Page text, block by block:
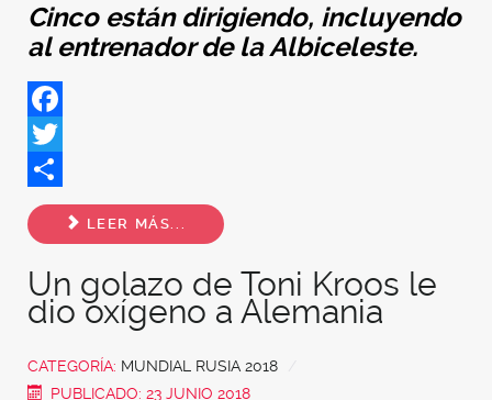
Cinco están dirigiendo, incluyendo
al entrenador de la Albiceleste.
Facebook
Twitter
Share
LEER MÁS...
Un golazo de Toni Kroos le
dio oxígeno a Alemania
CATEGORÍA: MUNDIAL RUSIA 2018
PUBLICADO: 23 JUNIO 2018